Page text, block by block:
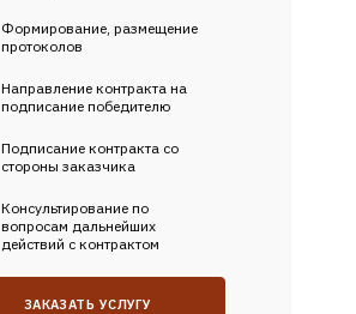
Формирование, размещение
протоколов
Направление контракта на
подписание победителю
Подписание контракта со
стороны заказчика
Консультирование по
вопросам дальнейших
действий с контрактом
ЗАКАЗАТЬ УСЛУГУ